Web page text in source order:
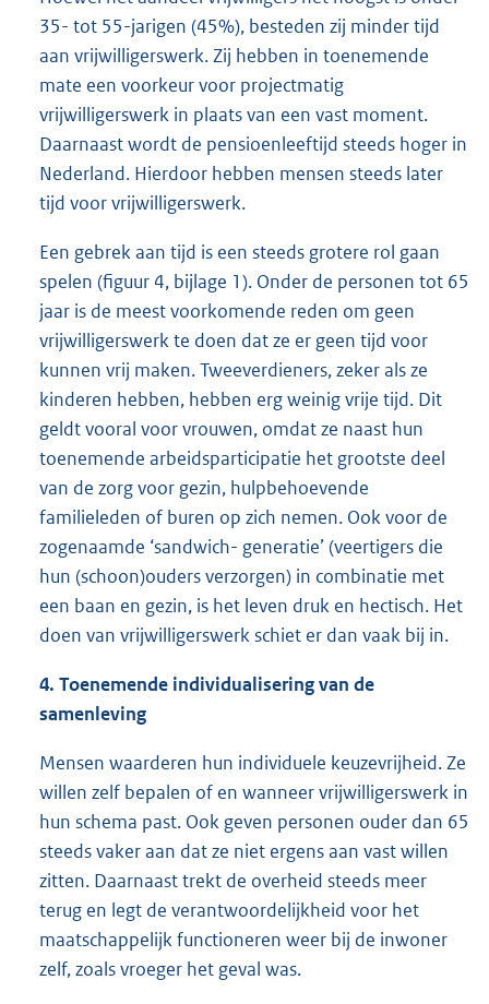
35- tot 55-jarigen (45%), besteden zij minder tijd
aan vrijwilligerswerk. Zij hebben in toenemende
mate een voorkeur voor projectmatig
vrijwilligerswerk in plaats van een vast moment.
Daarnaast wordt de pensioenleeftijd steeds hoger in
Nederland. Hierdoor hebben mensen steeds later
tijd voor vrijwilligerswerk.
Een gebrek aan tijd is een steeds grotere rol gaan
spelen (figuur 4, bijlage 1). Onder de personen tot 65
jaar is de meest voorkomende reden om geen
vrijwilligerswerk te doen dat ze er geen tijd voor
kunnen vrij maken. Tweeverdieners, zeker als ze
kinderen hebben, hebben erg weinig vrije tijd. Dit
geldt vooral voor vrouwen, omdat ze naast hun
toenemende arbeidsparticipatie het grootste deel
van de zorg voor gezin, hulpbehoevende
familieleden of buren op zich nemen. Ook voor de
zogenaamde ‘sandwich- generatie’ (veertigers die
hun (schoon)ouders verzorgen) in combinatie met
een baan en gezin, is het leven druk en hectisch. Het
doen van vrijwilligerswerk schiet er dan vaak bij in.
4. Toenemende individualisering van de
samenleving
Mensen waarderen hun individuele keuzevrijheid. Ze
willen zelf bepalen of en wanneer vrijwilligerswerk in
hun schema past. Ook geven personen ouder dan 65
steeds vaker aan dat ze niet ergens aan vast willen
zitten. Daarnaast trekt de overheid steeds meer
terug en legt de verantwoordelijkheid voor het
maatschappelijk functioneren weer bij de inwoner
zelf, zoals vroeger het geval was.